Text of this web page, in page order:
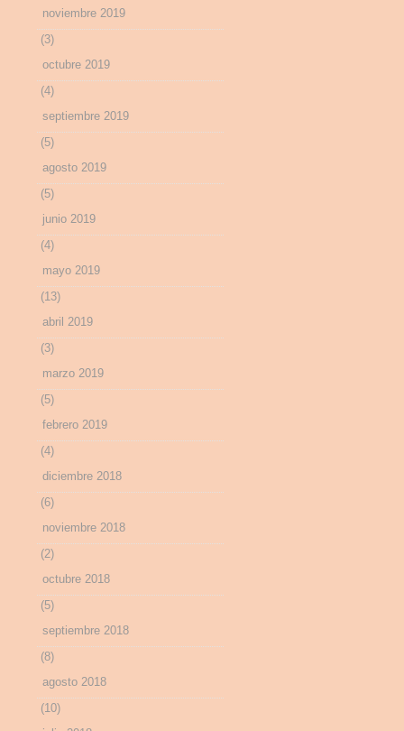
noviembre 2019
(3)
octubre 2019
(4)
septiembre 2019
(5)
agosto 2019
(5)
junio 2019
(4)
mayo 2019
(13)
abril 2019
(3)
marzo 2019
(5)
febrero 2019
(4)
diciembre 2018
(6)
noviembre 2018
(2)
octubre 2018
(5)
septiembre 2018
(8)
agosto 2018
(10)